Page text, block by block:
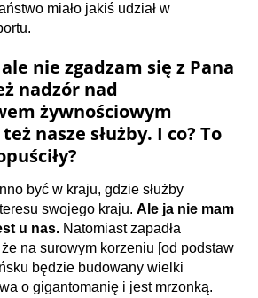
miało jakiś udział w
nie zgadzam się z Pana
nadzór nad
żywnościowym
nasze służby. I co? To
być w kraju, gdzie służby
swojego kraju. Ale ja nie mam
u nas. Natomiast zapadła
na surowym korzeniu [od podstaw
będzie budowany wielki
o gigantomanię i jest mrzonką.